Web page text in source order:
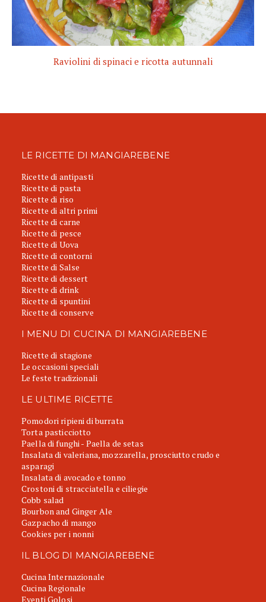
Raviolini di spinaci e ricotta autunnali
LE RICETTE DI MANGIAREBENE
Ricette di antipasti
Ricette di pasta
Ricette di riso
Ricette di altri primi
Ricette di carne
Ricette di pesce
Ricette di Uova
Ricette di contorni
Ricette di Salse
Ricette di dessert
Ricette di drink
Ricette di spuntini
Ricette di conserve
I MENU DI CUCINA DI MANGIAREBENE
Ricette di stagione
Le occasioni speciali
Le feste tradizionali
LE ULTIME RICETTE
Pomodori ripieni di burrata
Torta pasticciotto
Paella di funghi - Paella de setas
Insalata di valeriana, mozzarella, prosciutto crudo e
asparagi
Insalata di avocado e tonno
Crostoni di stracciatella e ciliegie
Cobb salad
Bourbon and Ginger Ale
Gazpacho di mango
Cookies per i nonni
IL BLOG DI MANGIAREBENE
Cucina Internazionale
Cucina Regionale
Eventi Golosi